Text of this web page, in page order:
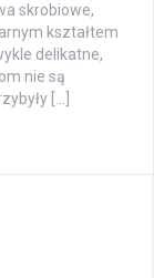
skrobiowe,
kształtem
delikatne,
nie są
[…]